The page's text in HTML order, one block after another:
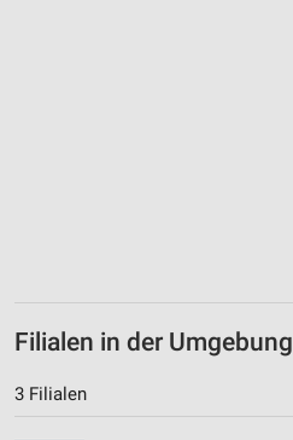
Filialen in der Umgebung
3 Filialen